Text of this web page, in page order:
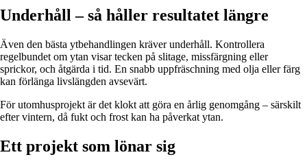
Underhåll – så håller resultatet längre
Även den bästa ytbehandlingen kräver underhåll. Kontrollera
regelbundet om ytan visar tecken på slitage, missfärgning eller
sprickor, och åtgärda i tid. En snabb uppfräschning med olja eller färg
kan förlänga livslängden avsevärt.
För utomhusprojekt är det klokt att göra en årlig genomgång – särskilt
efter vintern, då fukt och frost kan ha påverkat ytan.
Ett projekt som lönar sig